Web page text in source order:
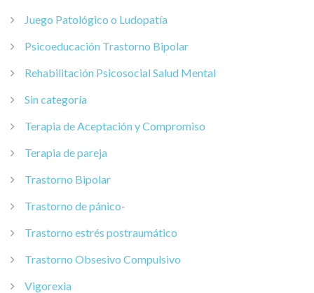
Juego Patológico o Ludopatía
Psicoeducación Trastorno Bipolar
Rehabilitación Psicosocial Salud Mental
Sin categoría
Terapia de Aceptación y Compromiso
Terapia de pareja
Trastorno Bipolar
Trastorno de pánico-
Trastorno estrés postraumático
Trastorno Obsesivo Compulsivo
Vigorexia